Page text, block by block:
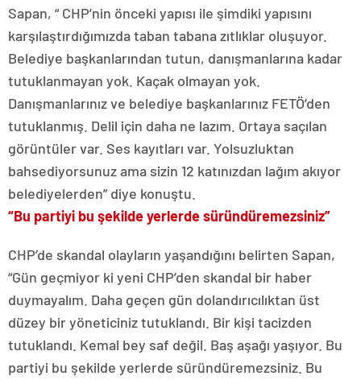
Sapan, “ CHP’nin önceki yapısı ile şimdiki yapısını
karşılaştırdığımızda taban tabana zıtlıklar oluşuyor.
Belediye başkanlarından tutun, danışmanlarına kadar
tutuklanmayan yok. Kaçak olmayan yok.
Danışmanlarınız ve belediye başkanlarınız FETÖ’den
tutuklanmış. Delil için daha ne lazım. Ortaya saçılan
görüntüler var. Ses kayıtları var. Yolsuzluktan
bahsediyorsunuz ama sizin 12 katınızdan lağım akıyor
belediyelerden” diye konuştu.
“Bu partiyi bu şekilde yerlerde süründüremezsiniz”
CHP’de skandal olayların yaşandığını belirten Sapan,
“Gün geçmiyor ki yeni CHP’den skandal bir haber
duymayalım. Daha geçen gün dolandırıcılıktan üst
düzey bir yöneticiniz tutuklandı. Bir kişi tacizden
tutuklandı. Kemal bey saf değil. Baş aşağı yaşıyor. Bu
partiyi bu şekilde yerlerde süründüremezsiniz. Bu